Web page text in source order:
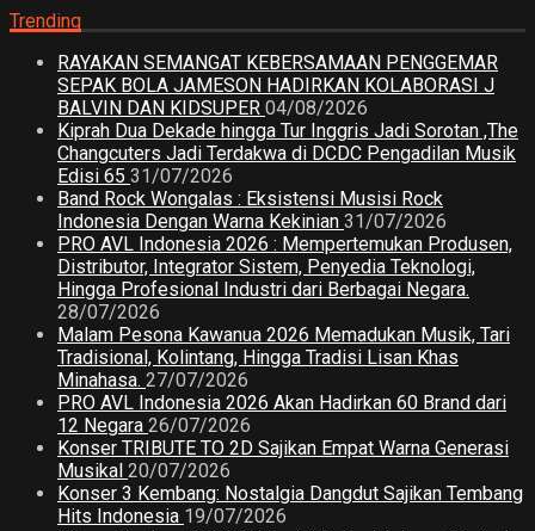
Trending
RAYAKAN SEMANGAT KEBERSAMAAN PENGGEMAR
SEPAK BOLA JAMESON HADIRKAN KOLABORASI J
BALVIN DAN KIDSUPER 04/08/2026
Kiprah Dua Dekade hingga Tur Inggris Jadi Sorotan ,The
Changcuters Jadi Terdakwa di DCDC Pengadilan Musik
Edisi 65 31/07/2026
Band Rock Wongalas : Eksistensi Musisi Rock
Indonesia Dengan Warna Kekinian 31/07/2026
PRO AVL Indonesia 2026 : Mempertemukan Produsen,
Distributor, Integrator Sistem, Penyedia Teknologi,
Hingga Profesional Industri dari Berbagai Negara.
28/07/2026
Malam Pesona Kawanua 2026 Memadukan Musik, Tari
Tradisional, Kolintang, Hingga Tradisi Lisan Khas
Minahasa. 27/07/2026
PRO AVL Indonesia 2026 Akan Hadirkan 60 Brand dari
12 Negara 26/07/2026
Konser TRIBUTE TO 2D Sajikan Empat Warna Generasi
Musikal 20/07/2026
Konser 3 Kembang: Nostalgia Dangdut Sajikan Tembang
Hits Indonesia 19/07/2026